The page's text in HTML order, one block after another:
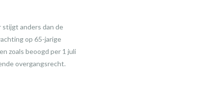
stijgt anders dan de
op 65-jarige
zoals beoogd per 1 juli
overgangsrecht.